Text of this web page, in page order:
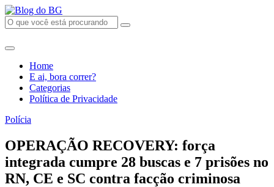
Home
E ai, bora correr?
Categorias
Política de Privacidade
Polícia
OPERAÇÃO RECOVERY: força
integrada cumpre 28 buscas e 7 prisões no
RN, CE e SC contra facção criminosa